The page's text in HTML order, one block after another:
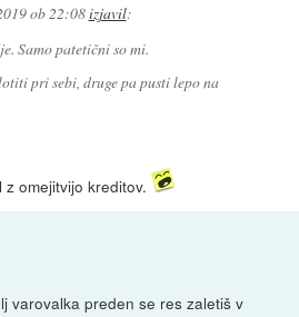
ob 22:08izjavil:
Samo patetični so mi.
pri sebi, druge pa pusti lepo na
omejitvijo kreditov.
varovalka preden se res zaletiš v